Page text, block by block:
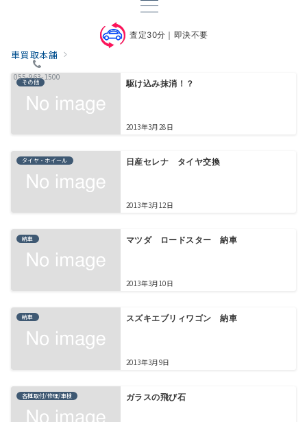
査定30分｜即決不要
055-963-1500
車買取本舗
その他 駆け込み抹消！？
2013年3月28日
タイヤ・ホイール 日産セレナ タイヤ交換
2013年3月12日
納車 マツダ ロードスター 納車
2013年3月10日
納車 スズキエブリィワゴン 納車
2013年3月9日
各種取付/修理/車検 ガラスの飛び石